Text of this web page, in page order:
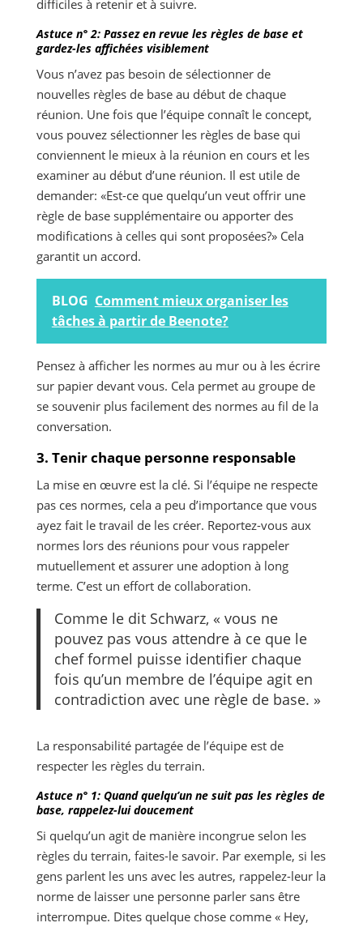
difficiles à retenir et à suivre.
Astuce n° 2: Passez en revue les règles de base et
gardez-les affichées visiblement
Vous n’avez pas besoin de sélectionner de
nouvelles règles de base au début de chaque
réunion. Une fois que l’équipe connaît le concept,
vous pouvez sélectionner les règles de base qui
conviennent le mieux à la réunion en cours et les
examiner au début d’une réunion. Il est utile de
demander: «Est-ce que quelqu’un veut offrir une
règle de base supplémentaire ou apporter des
modifications à celles qui sont proposées?» Cela
garantit un accord.
BLOG Comment mieux organiser les
tâches à partir de Beenote?
Pensez à afficher les normes au mur ou à les écrire
sur papier devant vous. Cela permet au groupe de
se souvenir plus facilement des normes au fil de la
conversation.
3. Tenir chaque personne responsable
La mise en œuvre est la clé. Si l’équipe ne respecte
pas ces normes, cela a peu d’importance que vous
ayez fait le travail de les créer. Reportez-vous aux
normes lors des réunions pour vous rappeler
mutuellement et assurer une adoption à long
terme. C’est un effort de collaboration.
Comme le dit Schwarz, « vous ne
pouvez pas vous attendre à ce que le
chef formel puisse identifier chaque
fois qu’un membre de l’équipe agit en
contradiction avec une règle de base. »
La responsabilité partagée de l’équipe est de
respecter les règles du terrain.
Astuce n° 1: Quand quelqu’un ne suit pas les règles de
base, rappelez-lui doucement
Si quelqu’un agit de manière incongrue selon les
règles du terrain, faites-le savoir. Par exemple, si les
gens parlent les uns avec les autres, rappelez-leur la
norme de laisser une personne parler sans être
interrompue. Dites quelque chose comme « Hey,